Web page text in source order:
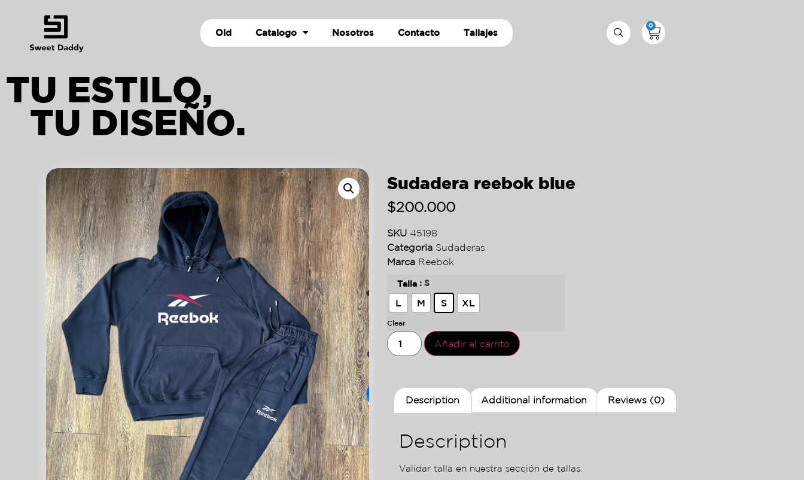
Old Catalogo Nosotros Contacto Tallajes
0
TU ESTILO,
TU DISEÑO.
Sudadera reebok blue
$200.000
SKU 45198
Categoria Sudaderas
Marca Reebok
Talla : S
L M S XL
Clear
Añadir al carrito
Description Additional information Reviews (0)
Description
Validar talla en nuestra sección de tallas.